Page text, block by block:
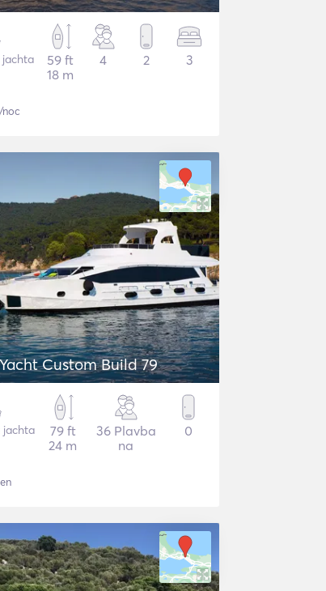
59 ft
18 m
4 2 3
Custom Build 79
jachta
79 ft
24 m
36 Plavba
na
0